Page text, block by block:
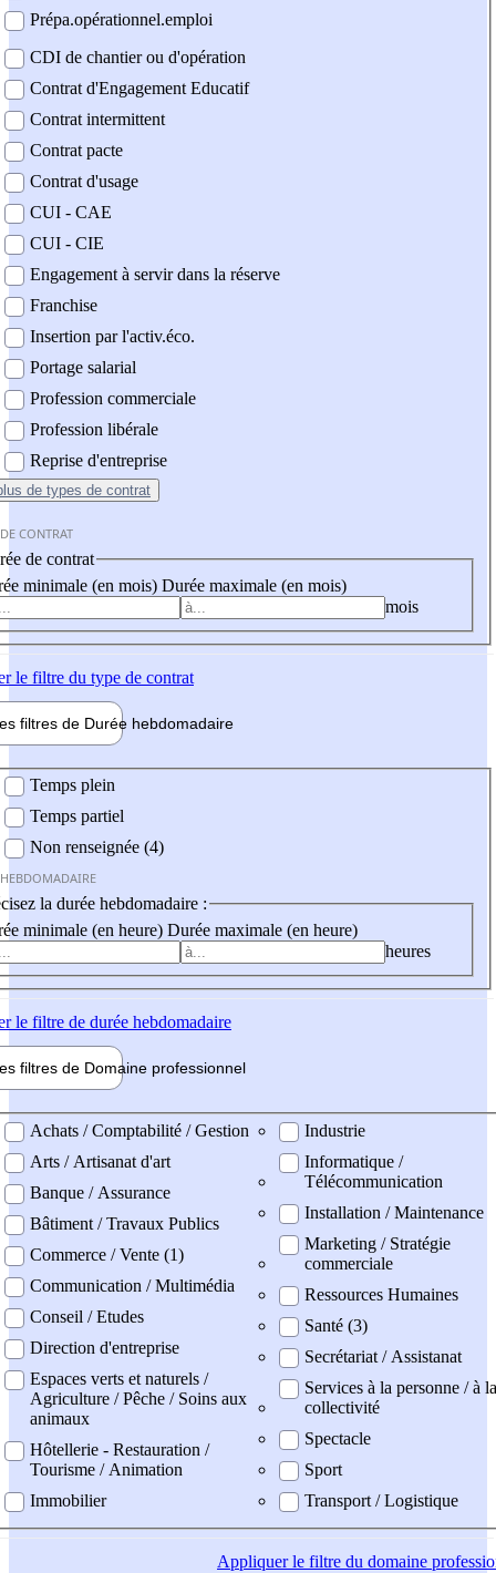
Prépa.opérationnel.emploi
CDI de chantier ou d'opération
Contrat d'Engagement Educatif
Contrat intermittent
Contrat pacte
Contrat d'usage
CUI - CAE
CUI - CIE
Engagement à servir dans la réserve
Franchise
Insertion par l'activ.éco.
Portage salarial
Profession commerciale
Profession libérale
Reprise d'entreprise
de types de contrat
CONTRAT
de contrat
minimale (en mois) Durée maximale (en mois)
mois
le filtre du type de contrat
filtres de Durée hebdomadaire
Temps plein
Temps partiel
Non renseignée (4)
la durée hebdomadaire :
minimale (en heure) Durée maximale (en heure)
heures
le filtre de durée hebdomadaire
filtres de Domaine professionnel
professionel
Achats / Comptabilité / Gestion
Arts / Artisanat d'art
Banque / Assurance
Bâtiment / Travaux Publics
Commerce / Vente (1)
Communication / Multimédia
Conseil / Etudes
Direction d'entreprise
Espaces verts et naturels /
Agriculture / Pêche / Soins aux
animaux
Hôtellerie - Restauration /
Tourisme / Animation
Immobilier
Industrie
Informatique /
Télécommunication
Installation / Maintenance
Marketing / Stratégie
commerciale
Ressources Humaines
Santé (3)
Secrétariat / Assistanat
Services à la personne / à la
collectivité
Spectacle
Sport
Transport / Logistique
Appliquerle filtre du domaine